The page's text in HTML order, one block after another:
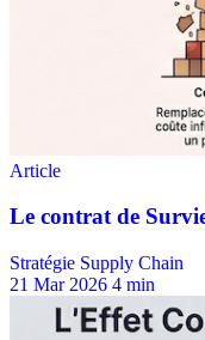
Stratégie Supply Chain
21 Mar 2026 4 min